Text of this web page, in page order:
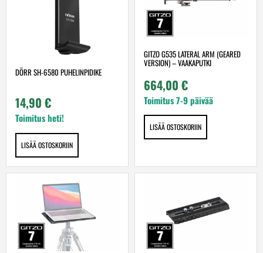
DÖRR SH-6580 PUHELINPIDIKE
14,90 €
Toimitus heti!
LISÄÄ OSTOSKORIIN
GITZO G535 LATERAL ARM (GEARED
VERSION) – VAAKAPUTKI
664,00 €
Toimitus 7-9 päivää
LISÄÄ OSTOSKORIIN